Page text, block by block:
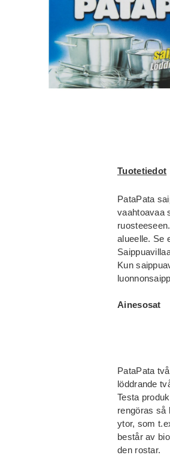
Tuotetiedot
PataPata
vaahtoavaa
alueelle. Se
Kun
Ainesosat
PataPata
löddrande
Testa
rengöras så
ytor, som
består av
den rostar.